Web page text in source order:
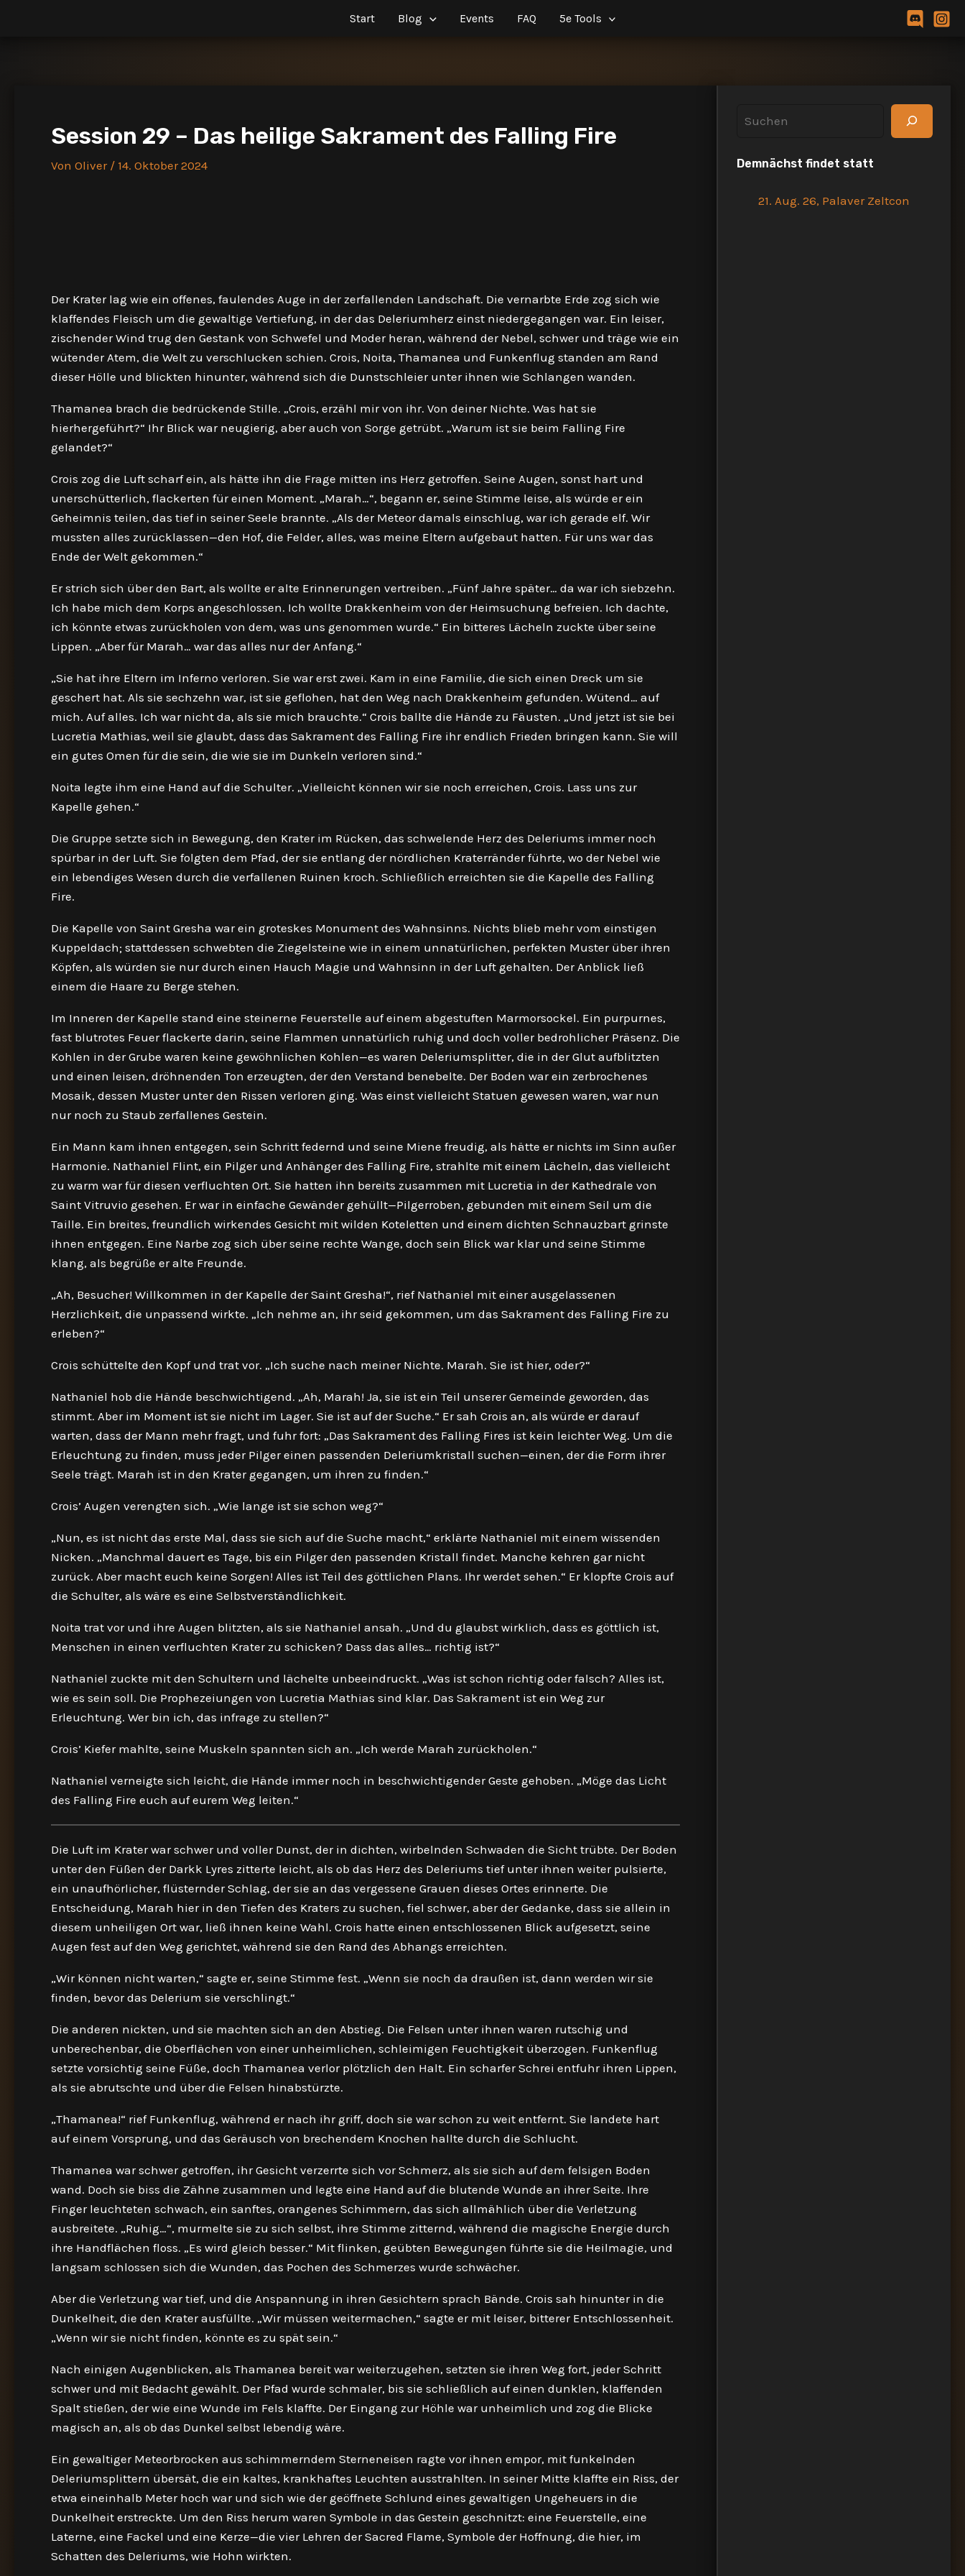
Start Blog Events FAQ 5e Tools
Session 29 – Das heilige Sakrament des Falling Fire
Von Oliver / 14. Oktober 2024
Der Krater lag wie ein offenes, faulendes Auge in der zerfallenden Landschaft. Die vernarbte Erde zog sich wie
klaffendes Fleisch um die gewaltige Vertiefung, in der das Deleriumherz einst niedergegangen war. Ein leiser,
zischender Wind trug den Gestank von Schwefel und Moder heran, während der Nebel, schwer und träge wie ein
wütender Atem, die Welt zu verschlucken schien. Crois, Noita, Thamanea und Funkenflug standen am Rand
dieser Hölle und blickten hinunter, während sich die Dunstschleier unter ihnen wie Schlangen wanden.
Thamanea brach die bedrückende Stille. „Crois, erzähl mir von ihr. Von deiner Nichte. Was hat sie
hierhergeführt?“ Ihr Blick war neugierig, aber auch von Sorge getrübt. „Warum ist sie beim Falling Fire
gelandet?“
Crois zog die Luft scharf ein, als hätte ihn die Frage mitten ins Herz getroffen. Seine Augen, sonst hart und
unerschütterlich, flackerten für einen Moment. „Marah…“, begann er, seine Stimme leise, als würde er ein
Geheimnis teilen, das tief in seiner Seele brannte. „Als der Meteor damals einschlug, war ich gerade elf. Wir
mussten alles zurücklassen—den Hof, die Felder, alles, was meine Eltern aufgebaut hatten. Für uns war das
Ende der Welt gekommen.“
Er strich sich über den Bart, als wollte er alte Erinnerungen vertreiben. „Fünf Jahre später… da war ich siebzehn.
Ich habe mich dem Korps angeschlossen. Ich wollte Drakkenheim von der Heimsuchung befreien. Ich dachte,
ich könnte etwas zurückholen von dem, was uns genommen wurde.“ Ein bitteres Lächeln zuckte über seine
Lippen. „Aber für Marah… war das alles nur der Anfang.“
„Sie hat ihre Eltern im Inferno verloren. Sie war erst zwei. Kam in eine Familie, die sich einen Dreck um sie
geschert hat. Als sie sechzehn war, ist sie geflohen, hat den Weg nach Drakkenheim gefunden. Wütend… auf
mich. Auf alles. Ich war nicht da, als sie mich brauchte.“ Crois ballte die Hände zu Fäusten. „Und jetzt ist sie bei
Lucretia Mathias, weil sie glaubt, dass das Sakrament des Falling Fire ihr endlich Frieden bringen kann. Sie will
ein gutes Omen für die sein, die wie sie im Dunkeln verloren sind.“
Noita legte ihm eine Hand auf die Schulter. „Vielleicht können wir sie noch erreichen, Crois. Lass uns zur
Kapelle gehen.“
Die Gruppe setzte sich in Bewegung, den Krater im Rücken, das schwelende Herz des Deleriums immer noch
spürbar in der Luft. Sie folgten dem Pfad, der sie entlang der nördlichen Kraterränder führte, wo der Nebel wie
ein lebendiges Wesen durch die verfallenen Ruinen kroch. Schließlich erreichten sie die Kapelle des Falling
Fire.
Die Kapelle von Saint Gresha war ein groteskes Monument des Wahnsinns. Nichts blieb mehr vom einstigen
Kuppeldach; stattdessen schwebten die Ziegelsteine wie in einem unnatürlichen, perfekten Muster über ihren
Köpfen, als würden sie nur durch einen Hauch Magie und Wahnsinn in der Luft gehalten. Der Anblick ließ
einem die Haare zu Berge stehen.
Im Inneren der Kapelle stand eine steinerne Feuerstelle auf einem abgestuften Marmorsockel. Ein purpurnes,
fast blutrotes Feuer flackerte darin, seine Flammen unnatürlich ruhig und doch voller bedrohlicher Präsenz. Die
Kohlen in der Grube waren keine gewöhnlichen Kohlen—es waren Deleriumsplitter, die in der Glut aufblitzten
und einen leisen, dröhnenden Ton erzeugten, der den Verstand benebelte. Der Boden war ein zerbrochenes
Mosaik, dessen Muster unter den Rissen verloren ging. Was einst vielleicht Statuen gewesen waren, war nun
nur noch zu Staub zerfallenes Gestein.
Ein Mann kam ihnen entgegen, sein Schritt federnd und seine Miene freudig, als hätte er nichts im Sinn außer
Harmonie. Nathaniel Flint, ein Pilger und Anhänger des Falling Fire, strahlte mit einem Lächeln, das vielleicht
zu warm war für diesen verfluchten Ort. Sie hatten ihn bereits zusammen mit Lucretia in der Kathedrale von
Saint Vitruvio gesehen. Er war in einfache Gewänder gehüllt—Pilgerroben, gebunden mit einem Seil um die
Taille. Ein breites, freundlich wirkendes Gesicht mit wilden Koteletten und einem dichten Schnauzbart grinste
ihnen entgegen. Eine Narbe zog sich über seine rechte Wange, doch sein Blick war klar und seine Stimme
klang, als begrüße er alte Freunde.
„Ah, Besucher! Willkommen in der Kapelle der Saint Gresha!“, rief Nathaniel mit einer ausgelassenen
Herzlichkeit, die unpassend wirkte. „Ich nehme an, ihr seid gekommen, um das Sakrament des Falling Fire zu
erleben?“
Crois schüttelte den Kopf und trat vor. „Ich suche nach meiner Nichte. Marah. Sie ist hier, oder?“
Nathaniel hob die Hände beschwichtigend. „Ah, Marah! Ja, sie ist ein Teil unserer Gemeinde geworden, das
stimmt. Aber im Moment ist sie nicht im Lager. Sie ist auf der Suche.“ Er sah Crois an, als würde er darauf
warten, dass der Mann mehr fragt, und fuhr fort: „Das Sakrament des Falling Fires ist kein leichter Weg. Um die
Erleuchtung zu finden, muss jeder Pilger einen passenden Deleriumkristall suchen—einen, der die Form ihrer
Seele trägt. Marah ist in den Krater gegangen, um ihren zu finden.“
Crois’ Augen verengten sich. „Wie lange ist sie schon weg?“
„Nun, es ist nicht das erste Mal, dass sie sich auf die Suche macht,“ erklärte Nathaniel mit einem wissenden
Nicken. „Manchmal dauert es Tage, bis ein Pilger den passenden Kristall findet. Manche kehren gar nicht
zurück. Aber macht euch keine Sorgen! Alles ist Teil des göttlichen Plans. Ihr werdet sehen.“ Er klopfte Crois auf
die Schulter, als wäre es eine Selbstverständlichkeit.
Noita trat vor und ihre Augen blitzten, als sie Nathaniel ansah. „Und du glaubst wirklich, dass es göttlich ist,
Menschen in einen verfluchten Krater zu schicken? Dass das alles… richtig ist?“
Nathaniel zuckte mit den Schultern und lächelte unbeeindruckt. „Was ist schon richtig oder falsch? Alles ist,
wie es sein soll. Die Prophezeiungen von Lucretia Mathias sind klar. Das Sakrament ist ein Weg zur
Erleuchtung. Wer bin ich, das infrage zu stellen?“
Crois’ Kiefer mahlte, seine Muskeln spannten sich an. „Ich werde Marah zurückholen.“
Nathaniel verneigte sich leicht, die Hände immer noch in beschwichtigender Geste gehoben. „Möge das Licht
des Falling Fire euch auf eurem Weg leiten.“
Die Luft im Krater war schwer und voller Dunst, der in dichten, wirbelnden Schwaden die Sicht trübte. Der Boden
unter den Füßen der Darkk Lyres zitterte leicht, als ob das Herz des Deleriums tief unter ihnen weiter pulsierte,
ein unaufhörlicher, flüsternder Schlag, der sie an das vergessene Grauen dieses Ortes erinnerte. Die
Entscheidung, Marah hier in den Tiefen des Kraters zu suchen, fiel schwer, aber der Gedanke, dass sie allein in
diesem unheiligen Ort war, ließ ihnen keine Wahl. Crois hatte einen entschlossenen Blick aufgesetzt, seine
Augen fest auf den Weg gerichtet, während sie den Rand des Abhangs erreichten.
„Wir können nicht warten,“ sagte er, seine Stimme fest. „Wenn sie noch da draußen ist, dann werden wir sie
finden, bevor das Delerium sie verschlingt.“
Die anderen nickten, und sie machten sich an den Abstieg. Die Felsen unter ihnen waren rutschig und
unberechenbar, die Oberflächen von einer unheimlichen, schleimigen Feuchtigkeit überzogen. Funkenflug
setzte vorsichtig seine Füße, doch Thamanea verlor plötzlich den Halt. Ein scharfer Schrei entfuhr ihren Lippen,
als sie abrutschte und über die Felsen hinabstürzte.
„Thamanea!“ rief Funkenflug, während er nach ihr griff, doch sie war schon zu weit entfernt. Sie landete hart
auf einem Vorsprung, und das Geräusch von brechendem Knochen hallte durch die Schlucht.
Thamanea war schwer getroffen, ihr Gesicht verzerrte sich vor Schmerz, als sie sich auf dem felsigen Boden
wand. Doch sie biss die Zähne zusammen und legte eine Hand auf die blutende Wunde an ihrer Seite. Ihre
Finger leuchteten schwach, ein sanftes, orangenes Schimmern, das sich allmählich über die Verletzung
ausbreitete. „Ruhig…“, murmelte sie zu sich selbst, ihre Stimme zitternd, während die magische Energie durch
ihre Handflächen floss. „Es wird gleich besser.“ Mit flinken, geübten Bewegungen führte sie die Heilmagie, und
langsam schlossen sich die Wunden, das Pochen des Schmerzes wurde schwächer.
Aber die Verletzung war tief, und die Anspannung in ihren Gesichtern sprach Bände. Crois sah hinunter in die
Dunkelheit, die den Krater ausfüllte. „Wir müssen weitermachen,“ sagte er mit leiser, bitterer Entschlossenheit.
„Wenn wir sie nicht finden, könnte es zu spät sein.“
Nach einigen Augenblicken, als Thamanea bereit war weiterzugehen, setzten sie ihren Weg fort, jeder Schritt
schwer und mit Bedacht gewählt. Der Pfad wurde schmaler, bis sie schließlich auf einen dunklen, klaffenden
Spalt stießen, der wie eine Wunde im Fels klaffte. Der Eingang zur Höhle war unheimlich und zog die Blicke
magisch an, als ob das Dunkel selbst lebendig wäre.
Ein gewaltiger Meteorbrocken aus schimmerndem Sterneneisen ragte vor ihnen empor, mit funkelnden
Deleriumsplittern übersät, die ein kaltes, krankhaftes Leuchten ausstrahlten. In seiner Mitte klaffte ein Riss, der
etwa eineinhalb Meter hoch war und sich wie der geöffnete Schlund eines gewaltigen Ungeheuers in die
Dunkelheit erstreckte. Um den Riss herum waren Symbole in das Gestein geschnitzt: eine Feuerstelle, eine
Laterne, eine Fackel und eine Kerze—die vier Lehren der Sacred Flame, Symbole der Hoffnung, die hier, im
Schatten des Deleriums, wie Hohn wirkten.
c
Demnächst findet statt
21. Aug. 26, Palaver Zeltcon